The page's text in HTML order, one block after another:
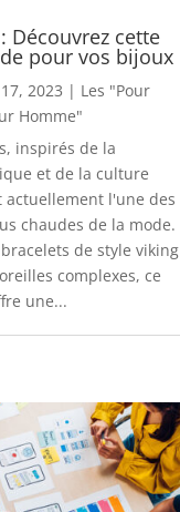
Découvrez cette
pour vos bijoux
2023 | Les "Pour
Homme"
inspirés de la
et de la culture
actuellement l'une des
chaudes de la mode.
de style viking
complexes, ce
une...